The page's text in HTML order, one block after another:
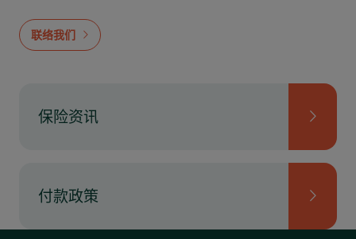
联络我们
保险资讯
付款政策